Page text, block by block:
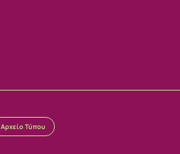
Αρχείο Τύπου